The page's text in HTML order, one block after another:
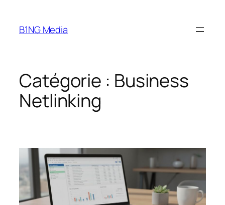
contenu
B1NG Media
Catégorie : Business
Netlinking